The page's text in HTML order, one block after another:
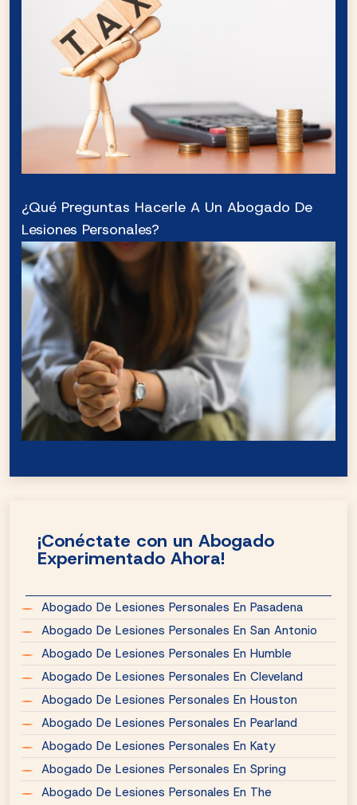
¿Qué Preguntas Hacerle A Un Abogado De
Lesiones Personales?
¡Conéctate con un Abogado
Experimentado Ahora!
Abogado De Lesiones Personales En Pasadena
Abogado De Lesiones Personales En San Antonio
Abogado De Lesiones Personales En Humble
Abogado De Lesiones Personales En Cleveland
Abogado De Lesiones Personales En Houston
Abogado De Lesiones Personales En Pearland
Abogado De Lesiones Personales En Katy
Abogado De Lesiones Personales En Spring
Abogado De Lesiones Personales En The